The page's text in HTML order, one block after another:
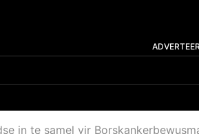
in te samel vir